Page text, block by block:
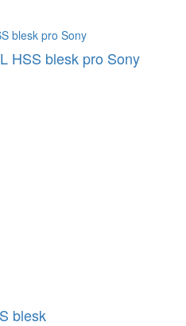
HSS blesk pro Sony
blesk